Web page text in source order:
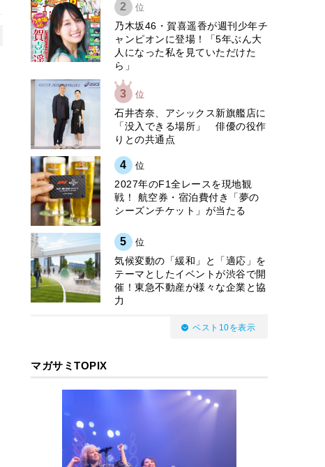
2 位
乃木坂46・賀喜遥香が週刊少年チ
ャンピオンに登場！「5年ぶん大
人になった私を見ていただけた
ら」
3 位
石井杏奈、アシックス新旗艦店に
「没入できる場所」 俳優の役作
りとの共通点
4 位
2027年のF1全レースを現地観
戦！ 航空券・宿泊費付き「夢の
シーズンチケット」が当たる
5 位
気候変動の「緩和」と「適応」を
テーマとしたイベントが渋谷で開
催！東急不動産が様々な企業と協
力
ベスト10を表示
マガサミTOPIX